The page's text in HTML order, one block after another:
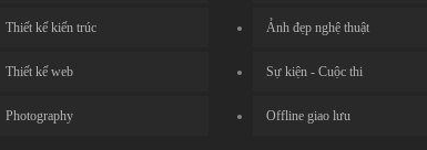
Thiết kế kiến trúc
Thiết kế web
Photography
Ảnh đẹp nghệ thuật
Sự kiện - Cuộc thi
Offline giao lưu